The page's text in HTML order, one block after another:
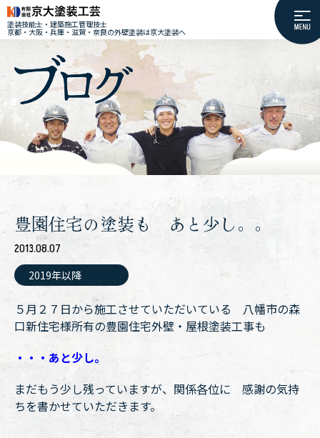
塗装技能士・建築施工管理技士
京都・大阪・兵庫・滋賀・奈良の外壁塗装は京大塗装へ
豊園住宅の塗装も あと少し。。
2013.08.07
2019年以降
５月２７日から施工させていただいている 八幡市の森
口新住宅様所有の豊園住宅外壁・屋根塗装工事も
・・・あと少し。
まだもう少し残っていますが、関係各位に 感謝の気持
ちを書かせていただきます。